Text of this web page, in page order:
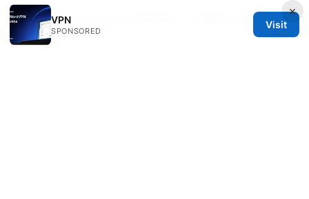
Vpn连不上怎么办与排查指南：全面解决VPN连接
失败问题
×
VPN
SPONSORED
Visit